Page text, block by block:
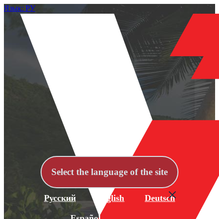
Язык: РУ
Select the language of the site
Русский English Deutsch